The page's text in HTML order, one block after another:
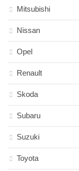
Mitsubishi
Nissan
Opel
Renault
Skoda
Subaru
Suzuki
Toyota